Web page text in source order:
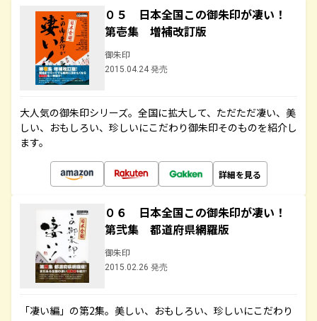
０５ 日本全国この御朱印が凄い！
第壱集 増補改訂版
御朱印
2015.04.24 発売
大人気の御朱印シリーズ。全国に拡大して、ただただ凄い、美
しい、おもしろい、珍しいにこだわり御朱印そのものを紹介し
ます。
詳細を見る
０６ 日本全国この御朱印が凄い！
第弐集 都道府県網羅版
御朱印
2015.02.26 発売
「凄い編」の第2集。美しい、おもしろい、珍しいにこだわり